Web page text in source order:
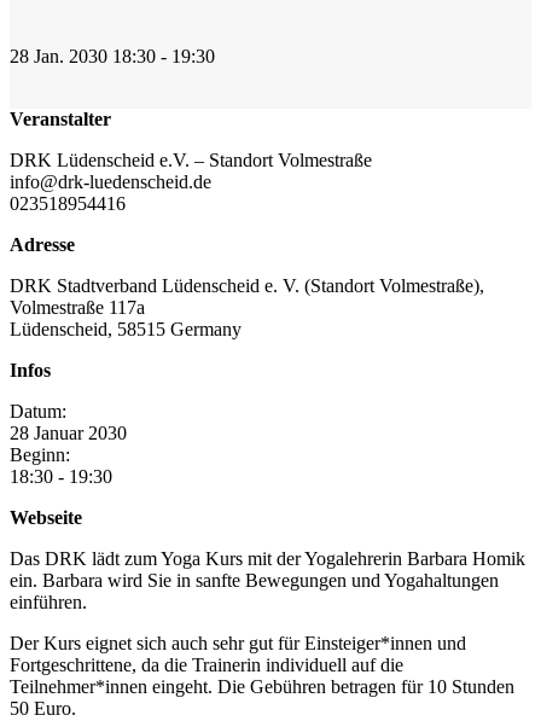
28 Jan. 2030 18:30 - 19:30
Veranstalter
DRK Lüdenscheid e.V. – Standort Volmestraße
info@drk-luedenscheid.de
023518954416
Adresse
DRK Stadtverband Lüdenscheid e. V. (Standort Volmestraße),
Volmestraße 117a
Lüdenscheid, 58515 Germany
Infos
Datum:
28 Januar 2030
Beginn:
18:30 - 19:30
Webseite
Das DRK lädt zum Yoga Kurs mit der Yogalehrerin Barbara Homik
ein. Barbara wird Sie in sanfte Bewegungen und Yogahaltungen
einführen.
Der Kurs eignet sich auch sehr gut für Einsteiger*innen und
Fortgeschrittene, da die Trainerin individuell auf die
Teilnehmer*innen eingeht. Die Gebühren betragen für 10 Stunden
50 Euro.